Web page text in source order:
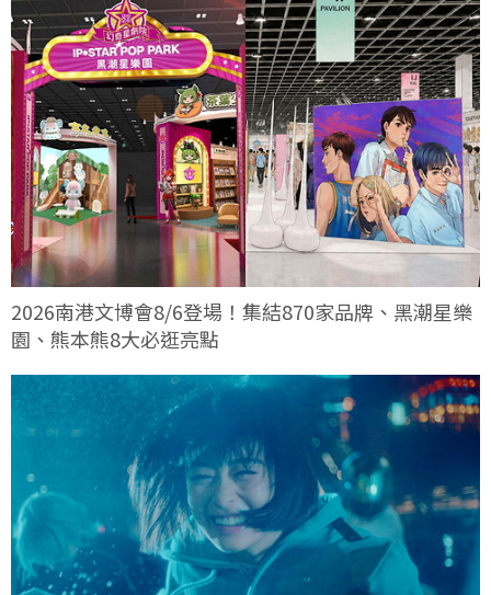
2026南港文博會8/6登場！集結870家品牌、黑潮星樂
園、熊本熊8大必逛亮點